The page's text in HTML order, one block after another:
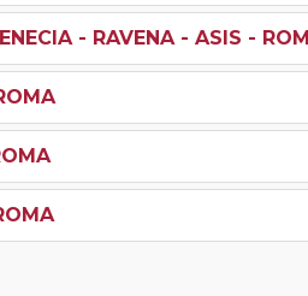
- RAVENA - ASIS -